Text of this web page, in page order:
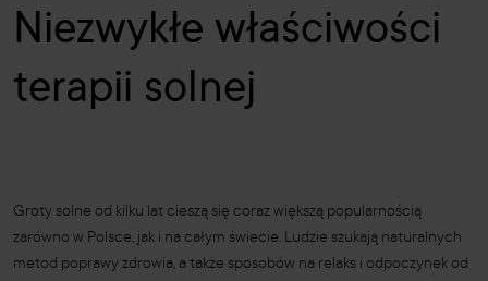
Niezwykłe właściwości
terapii solnej
Groty solne od kilku lat cieszą się coraz większą popularnością
zarówno w Polsce, jak i na całym świecie. Ludzie szukają naturalnych
metod poprawy zdrowia, a także sposobów na relaks i odpoczynek od